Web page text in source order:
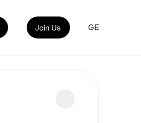
Join Us GE